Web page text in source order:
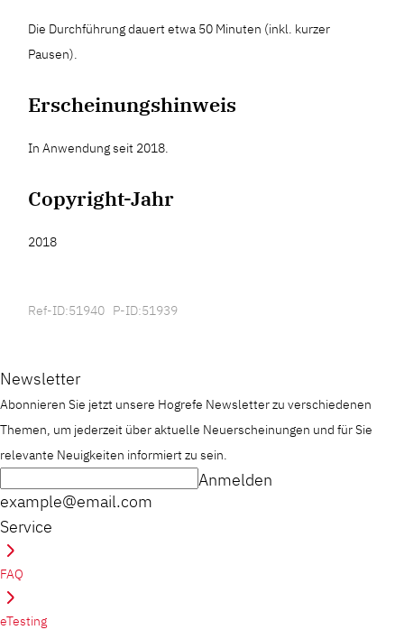
Die Durchführung dauert etwa 50 Minuten (inkl. kurzer
Pausen).
Erscheinungshinweis
In Anwendung seit 2018.
Copyright-Jahr
2018
Ref-ID:51940 P-ID:51939
Newsletter
Abonnieren Sie jetzt unsere Hogrefe Newsletter zu verschiedenen
Themen, um jederzeit über aktuelle Neuerscheinungen und für Sie
relevante Neuigkeiten informiert zu sein.
example@email.com
Anmelden
Service
FAQ
eTesting